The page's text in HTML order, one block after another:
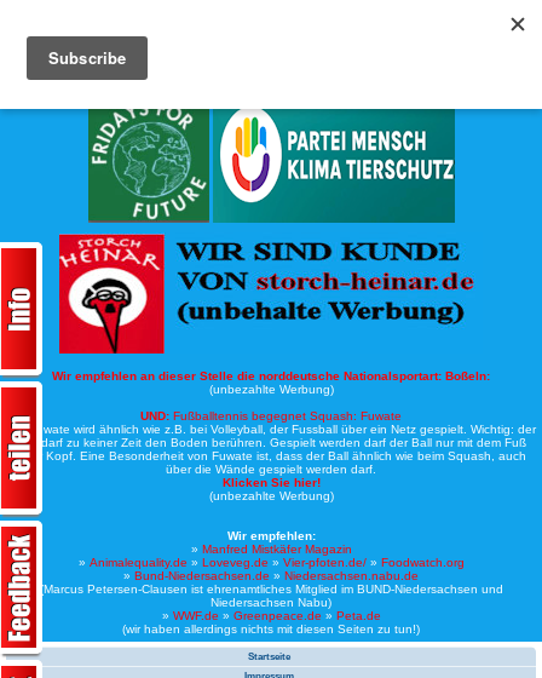
Wir empfehlen an dieser Stelle die norddeutsche Nationalsportart: Boßeln:
(unbezahlte Werbung)
UND: Fußballtennis begegnet Squash: Fuwate
Bei Fuwate wird ähnlich wie z.B. bei Volleyball, der Fussball über ein Netz gespielt. Wichtig: der
Ball darf zu keiner Zeit den Boden berühren. Gespielt werden darf der Ball nur mit dem Fuß
oder Kopf. Eine Besonderheit von Fuwate ist, dass der Ball ähnlich wie beim Squash, auch
über die Wände gespielt werden darf.
Klicken Sie hier!
(unbezahlte Werbung)
Wir empfehlen:
» Manfred Mistkäfer Magazin
» Animalequality.de » Loveveg.de » Vier-pfoten.de/» Foodwatch.org
» Bund-Niedersachsen.de » Niedersachsen.nabu.de
(Marcus Petersen-Clausen ist ehrenamtliches Mitglied im BUND-Niedersachsen und
Niedersachsen Nabu)
» WWF.de » Greenpeace.de » Peta.de
(wir haben allerdings nichts mit diesen Seiten zu tun!)
Startseite